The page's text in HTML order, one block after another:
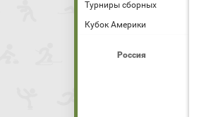
Турниры сборных
Кубок Америки
Россия